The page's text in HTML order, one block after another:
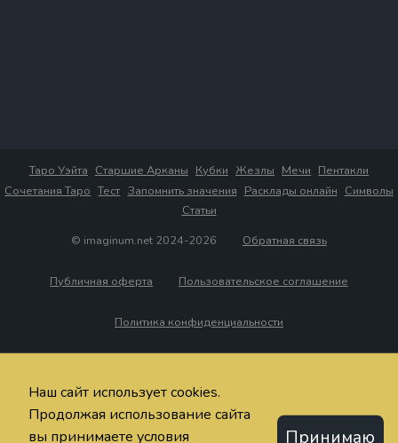
Таро Уэйта Старшие Арканы Кубки Жезлы Мечи Пентакли
Сочетания Таро Тест Запомнить значения Расклады онлайн Символы
Статьи
© imaginum.net 2024-2026
Обратная связь
Публичная оферта Пользовательское соглашение
Политика конфиденциальности
Наш сайт использует cookies.
Продолжая использование сайта
вы принимаете условия
Принимаю